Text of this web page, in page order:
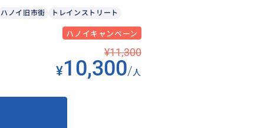
ハノイ旧市街 トレインストリート
ハノイキャンペーン
¥11,300
¥10,300/人